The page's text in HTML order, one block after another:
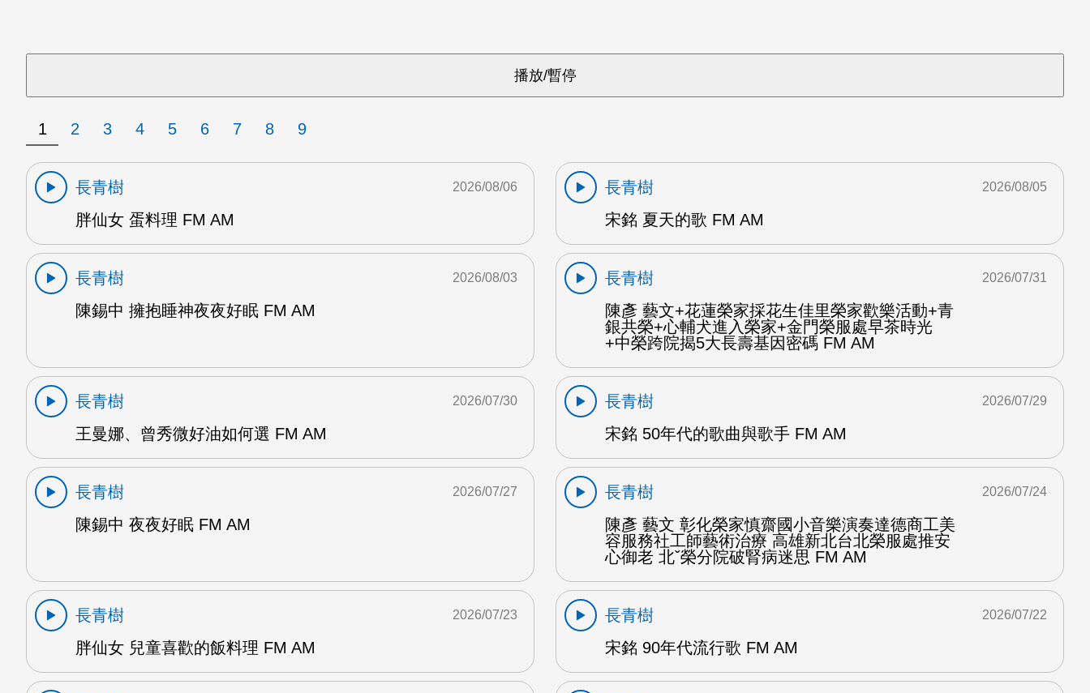
1 2 3 4 5 6 7 8 9
長青樹
胖仙女 蛋料理 FM AM
2026/08/06
長青樹
宋銘 夏天的歌 FM AM
2026/08/05
長青樹
陳錫中 擁抱睡神夜夜好眠 FM AM
2026/08/03
長青樹
陳彥 藝文+花蓮榮家採花生佳里榮家歡樂活動+青
銀共榮+心輔犬進入榮家+金門榮服處早茶時光
+中榮跨院揭5大長壽基因密碼 FM AM
2026/07/31
長青樹
王曼娜、曾秀微好油如何選 FM AM
2026/07/30
長青樹
宋銘 50年代的歌曲與歌手 FM AM
2026/07/29
長青樹
陳錫中 夜夜好眠 FM AM
2026/07/27
長青樹
陳彥 藝文 彰化榮家慎齋國小音樂演奏達德商工美
容服務社工師藝術治療 高雄新北台北榮服處推安
心御老 北ˇ榮分院破腎病迷思 FM AM
2026/07/24
長青樹
胖仙女 兒童喜歡的飯料理 FM AM
2026/07/23
長青樹
宋銘 90年代流行歌 FM AM
2026/07/22